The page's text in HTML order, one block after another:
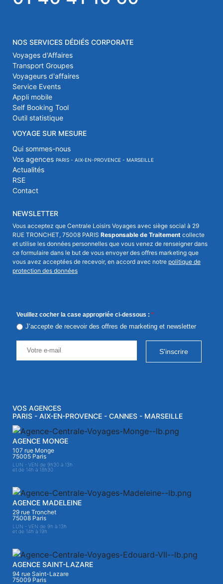
NOS SERVICES DÉDIÉS CORPORATE
Voyages d'Affaires
Transport Groupes
Voyageurs d'affaires
Service Events
Appli mobile
Self Booking Tool
Outil statistique
VOYAGE SUR MESURE
Qui sommes-nous
Vos agences PARIS - AIX-EN-PROVENCE - MARSEILLE
Actualités
RSE
Contact
NEWSLETTER
Vous acceptez que Centrale Loisirs Voyages avec siège social à 29
RUE TRONCHET, 75008 PARIS Responsable de Traitement collecte
et utilise les données personnelles que vous venez de renseigner dans
ce formulaire dans le but de vous envoyer des offres marketing que
vous avez acceptées de recevoir, en accord avec notre politique de
protection des données
Veuillez cocher la case appropriée ci-dessous : *
J’accepte de recevoir des offres de marketing et newsletter
S'inscrire
VOS AGENCES
PARIS - AIX-EN-PROVENCE - CANNES - MARSEILLE
AGENCE MONGE
107 rue Monge
75005 Paris
LUN - VEN de 9h30 à 13h
et de 14h à 18h30
AGENCE MADELEINE
29 rue Tronchet
75008 Paris
LUN - VEN de 9h à 13h
et de 14h à 19h
AGENCE SAINT-LAZARE
94 rue Saint-Lazare
75009 Paris